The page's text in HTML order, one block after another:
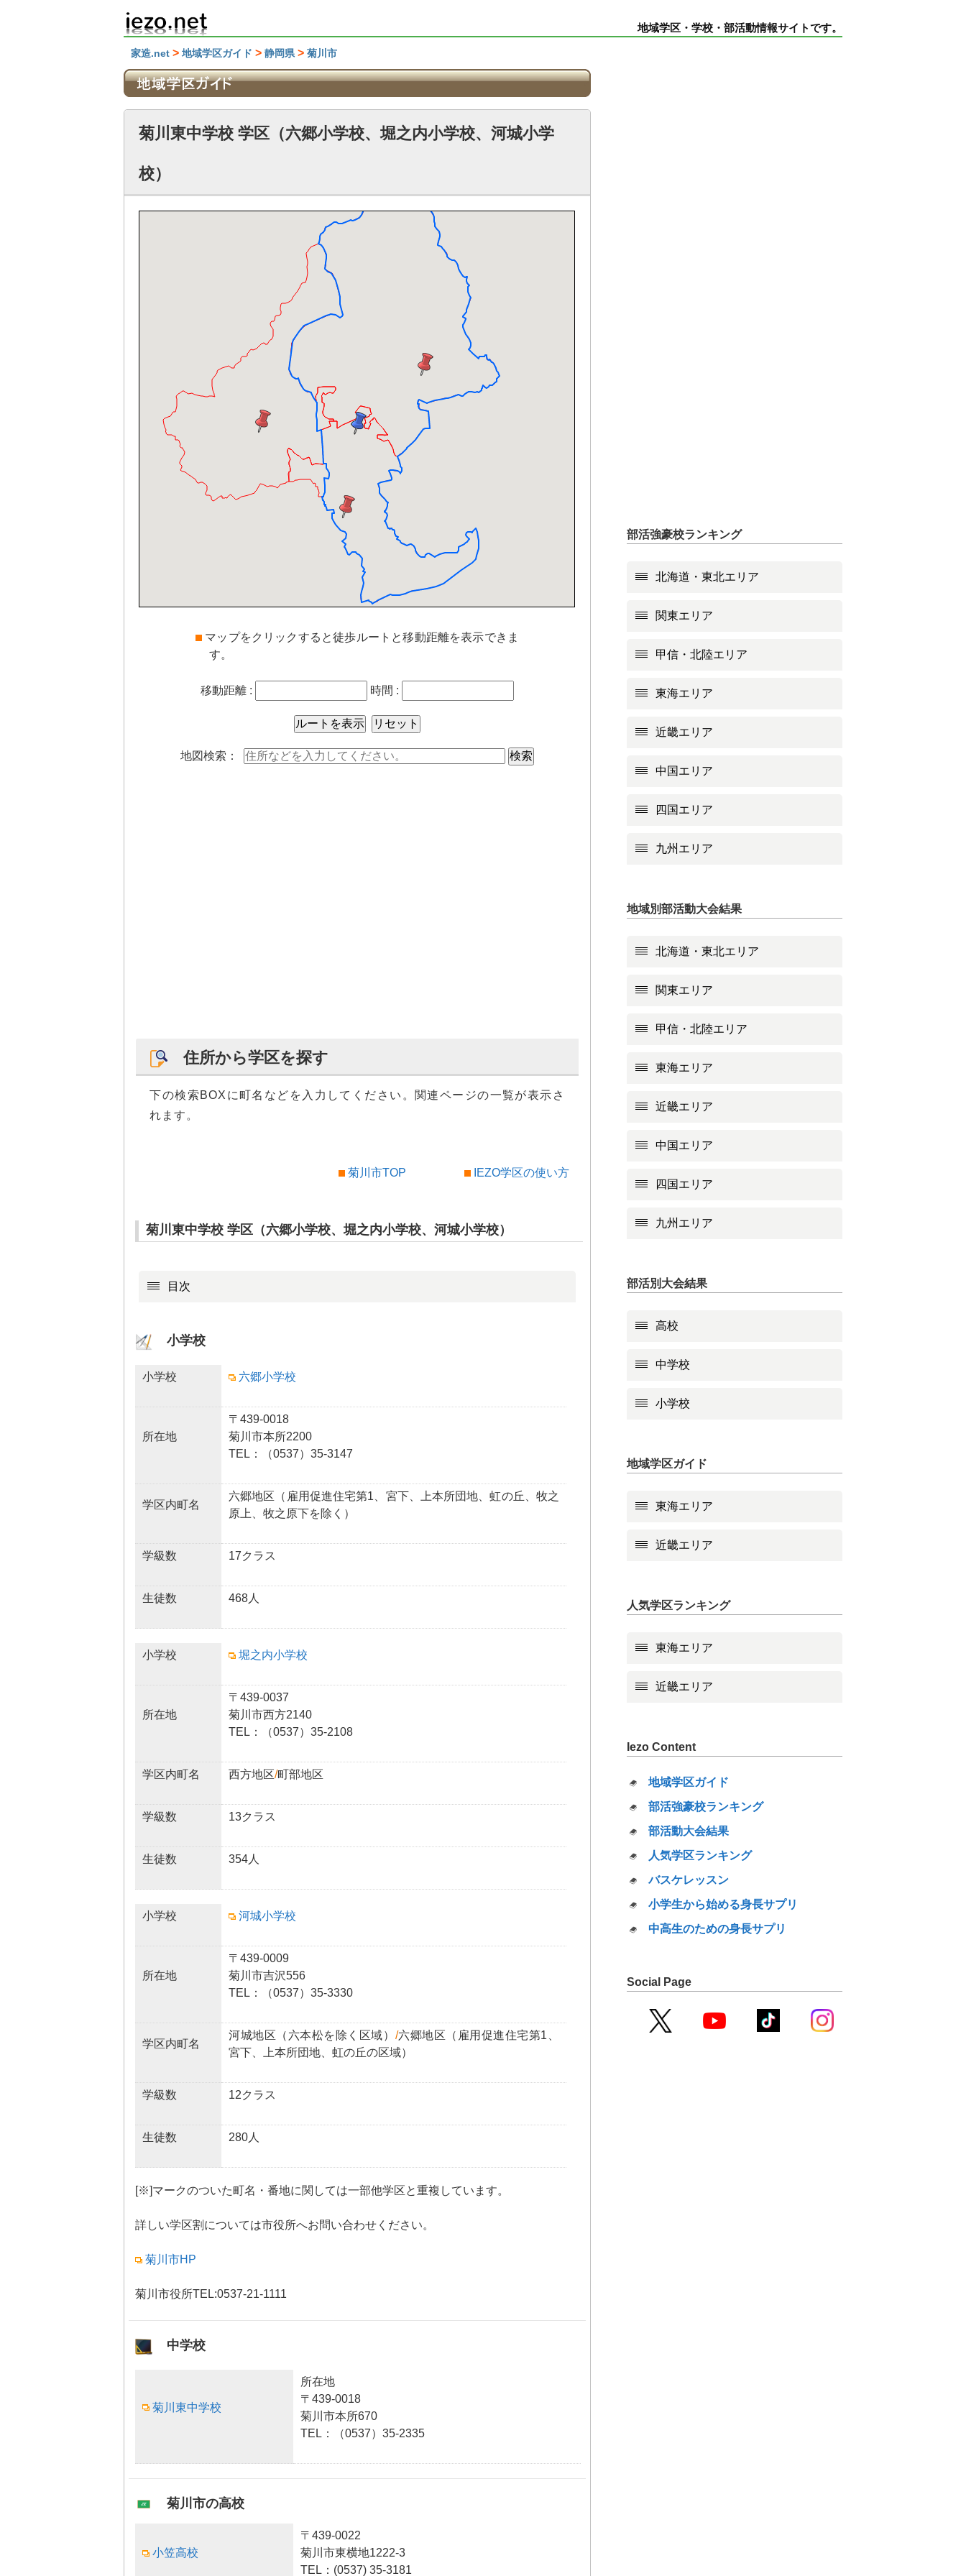
地域学区・学校・部活動情報サイトです。
家造.net > 地域学区ガイド > 静岡県 > 菊川市
菊川東中学校 学区（六郷小学校、堀之内小学校、河城小学
校）
マップをクリックすると徒歩ルートと移動距離を表示できま
す。
移動距離 : 時間 :
地図検索：
住所から学区を探す
下の検索BOXに町名などを入力してください。関連ページの一覧が表示さ
れます。
菊川市TOP IEZO学区の使い方
菊川東中学校 学区（六郷小学校、堀之内小学校、河城小学校）
目次
小学校
小学校 六郷小学校
所在地
〒439-0018
菊川市本所2200
TEL：（0537）35-3147
学区内町名
六郷地区（雇用促進住宅第1、宮下、上本所団地、虹の丘、牧之
原上、牧之原下を除く）
学級数 17クラス
生徒数 468人
小学校 堀之内小学校
所在地
〒439-0037
菊川市西方2140
TEL：（0537）35-2108
学区内町名 西方地区/町部地区
学級数 13クラス
生徒数 354人
小学校 河城小学校
所在地
〒439-0009
菊川市吉沢556
TEL：（0537）35-3330
学区内町名
河城地区（六本松を除く区域） /六郷地区（雇用促進住宅第1、
宮下、上本所団地、虹の丘の区域）
学級数 12クラス
生徒数 280人
[※]マークのついた町名・番地に関しては一部他学区と重複しています。
詳しい学区割については市役所へお問い合わせください。
菊川市HP
菊川市役所TEL:0537-21-1111
中学校
菊川東中学校
所在地
〒439-0018
菊川市本所670
TEL：（0537）35-2335
菊川市の高校
小笠高校
〒439-0022
菊川市東横地1222-3
TEL：(0537) 35-3181
部活強豪校ランキング
北海道・東北エリア
関東エリア
甲信・北陸エリア
東海エリア
近畿エリア
中国エリア
四国エリア
九州エリア
地域別部活動大会結果
北海道・東北エリア
関東エリア
甲信・北陸エリア
東海エリア
近畿エリア
中国エリア
四国エリア
九州エリア
部活別大会結果
高校
中学校
小学校
地域学区ガイド
東海エリア
近畿エリア
人気学区ランキング
東海エリア
近畿エリア
Iezo Content
地域学区ガイド
部活強豪校ランキング
部活動大会結果
人気学区ランキング
バスケレッスン
小学生から始める身長サプリ
中高生のための身長サプリ
Social Page